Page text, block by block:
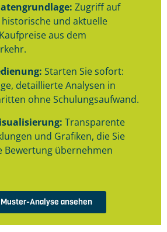
Zugriff auf
und aktuelle
aus dem
.
Starten Sie sofort:
detaillierte Analysen in
ohne Schulungsaufwand.
Transparente
und Grafiken, die Sie
Bewertung übernehmen
Analyse ansehen